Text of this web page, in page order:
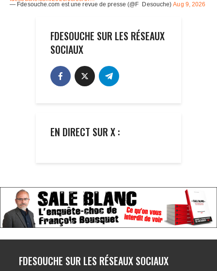
FDESOUCHE SUR LES RÉSEAUX
SOCIAUX
EN DIRECT SUR X :
FDESOUCHE SUR LES RÉSEAUX SOCIAUX